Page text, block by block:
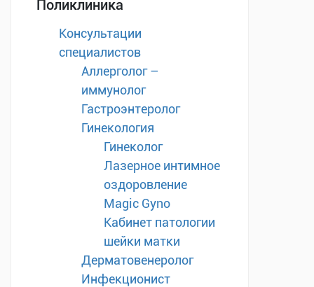
Поликлиника
Консультации
специалистов
Аллерголог –
иммунолог
Гастроэнтеролог
Гинекология
Гинеколог
Лазерное интимное
оздоровление
Magic Gyno
Кабинет патологии
шейки матки
Дерматовенеролог
Инфекционист